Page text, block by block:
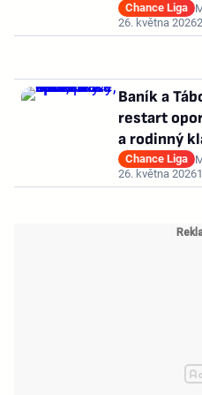
Chance Liga
26. května 2026
Baník a
restart
a rodinný
Chance Liga
26. května 2026